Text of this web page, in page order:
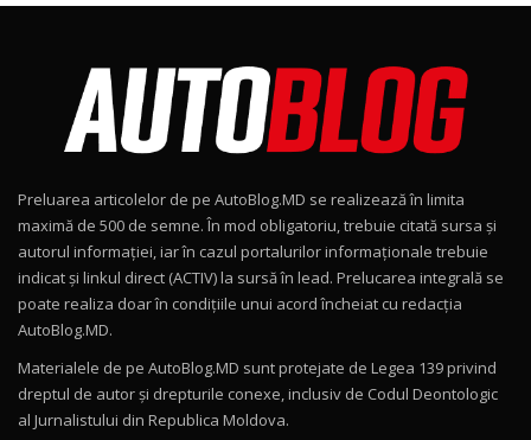
15:08
Noul Geely EX2 / Test Drive AutoBlog.MD
15:22
Mercedes-AMG E 53 HYBRID 4MATIC+ / Test
Drive AutoBlog.MD
16:27
11
Noul Volvo ES90 / Test Drive AutoBlog.MD
12
Noul MG HS / Test Drive AutoBlog.MD
16:48
Preluarea articolelor de pe AutoBlog.MD se realizează în limita
maximă de 500 de semne. În mod obligatoriu, trebuie citată sursa și
autorul informației, iar în cazul portalurilor informaționale trebuie
indicat și linkul direct (ACTIV) la sursă în lead. Prelucarea integrală se
poate realiza doar în condițiile unui acord încheiat cu redacţia
AutoBlog.MD.
Materialele de pe AutoBlog.MD sunt protejate de Legea 139 privind
dreptul de autor și drepturile conexe, inclusiv de Codul Deontologic
al Jurnalistului din Republica Moldova.